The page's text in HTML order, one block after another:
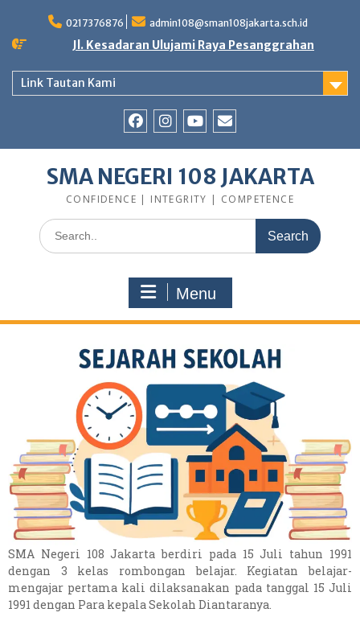
0217376876 admin108@sman108jakarta.sch.id
Jl. Kesadaran Ulujami Raya Pesanggrahan
Link Tautan Kami
SMA NEGERI 108 JAKARTA
CONFIDENCE | INTEGRITY | COMPETENCE
Menu
SMA Negeri 108 Jakarta berdiri pada 15 Juli tahun 1991
dengan 3 kelas rombongan belajar. Kegiatan belajar-
mengajar pertama kali dilaksanakan pada tanggal 15 Juli
1991 dengan Para kepala Sekolah Diantaranya.